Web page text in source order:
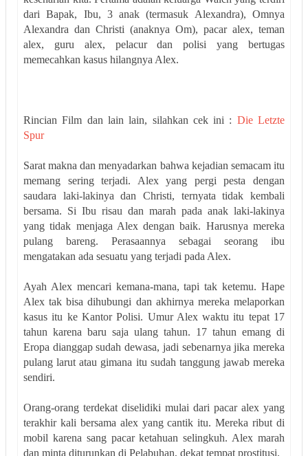
dari Bapak, Ibu, 3 anak (termasuk Alexandra), Omnya
Alexandra dan Christi (anaknya Om), pacar alex, teman
alex, guru alex, pelacur dan polisi yang bertugas
memecahkan kasus hilangnya Alex.
Rincian Film dan lain lain, silahkan cek ini : Die Letzte
Spur
Sarat makna dan menyadarkan bahwa kejadian semacam itu
memang sering terjadi. Alex yang pergi pesta dengan
saudara laki-lakinya dan Christi, ternyata tidak kembali
bersama. Si Ibu risau dan marah pada anak laki-lakinya
yang tidak menjaga Alex dengan baik. Harusnya mereka
pulang bareng. Perasaannya sebagai seorang ibu
mengatakan ada sesuatu yang terjadi pada Alex.
Ayah Alex mencari kemana-mana, tapi tak ketemu. Hape
Alex tak bisa dihubungi dan akhirnya mereka melaporkan
kasus itu ke Kantor Polisi. Umur Alex waktu itu tepat 17
tahun karena baru saja ulang tahun. 17 tahun emang di
Eropa dianggap sudah dewasa, jadi sebenarnya jika mereka
pulang larut atau gimana itu sudah tanggung jawab mereka
sendiri.
Orang-orang terdekat diselidiki mulai dari pacar alex yang
terakhir kali bersama alex yang cantik itu. Mereka ribut di
mobil karena sang pacar ketahuan selingkuh. Alex marah
dan minta diturunkan di Pelabuhan, dekat tempat prostitusi.